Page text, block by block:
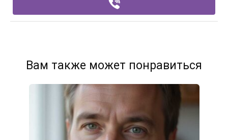
Вам также может понравиться